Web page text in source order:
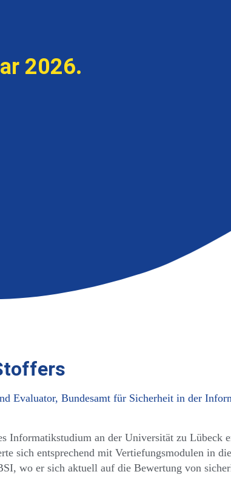
2026.
Evaluator, Bundesamt für Sicherheit in der
Informatikstudium an der Universität zu Lübeck
sich entsprechend mit Vertiefungsmodulen in
wo er sich aktuell auf die Bewertung von